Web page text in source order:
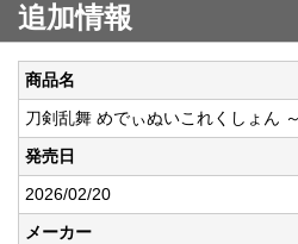
追加情報
商品名
刀剣乱舞 めでぃぬいこれくしょん
発売日
2026/02/20
メーカー